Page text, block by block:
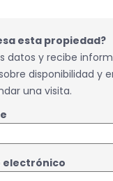
esta propiedad?
datos y recibe
disponibilidad y
una visita.
electrónico